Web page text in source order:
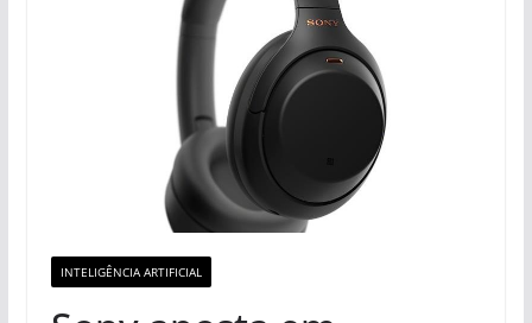
INTELIGÊNCIA ARTIFICIAL